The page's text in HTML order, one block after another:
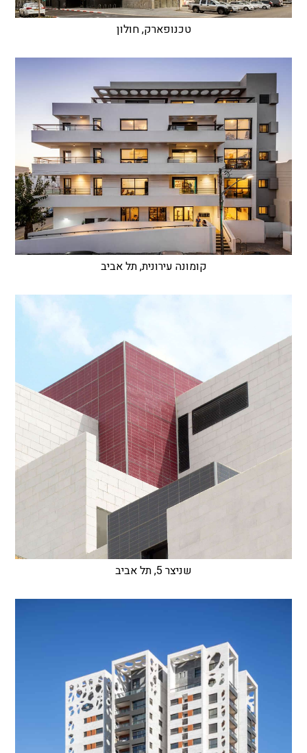
טכנופארק, חולון
קומונה עירונית, תל אביב
שניצר 5, תל אביב